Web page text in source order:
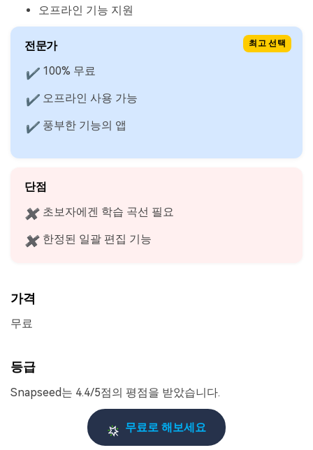
오프라인 기능 지원
최고 선택
전문가
✔ 100% 무료
✔ 오프라인 사용 가능
✔ 풍부한 기능의 앱
단점
✖ 초보자에겐 학습 곡선 필요
✖ 한정된 일괄 편집 기능
가격
무료
등급
Snapseed는 4.4/5점의 평점을 받았습니다.
무료로 해보세요